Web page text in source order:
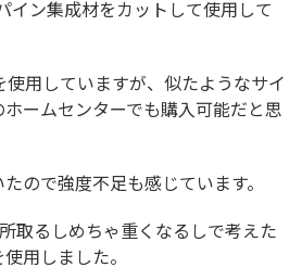
ン集成材をカットして使用して
使用していますが、似たようなサイ
ームセンターでも購入可能だと思
ので強度不足も感じています。
取るしめちゃ重くなるしで考えた
用しました。